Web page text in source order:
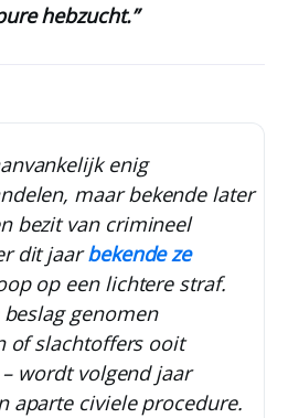
hebzucht.”
enig
maar bekende later
bezit van crimineel
dit jaarbekende ze
op een lichtere straf.
genomen
of slachtoffers ooit
wordt volgend jaar
aparte civiele procedure.